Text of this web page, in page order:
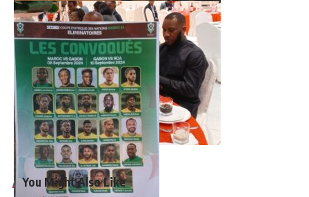
You Might Also Like